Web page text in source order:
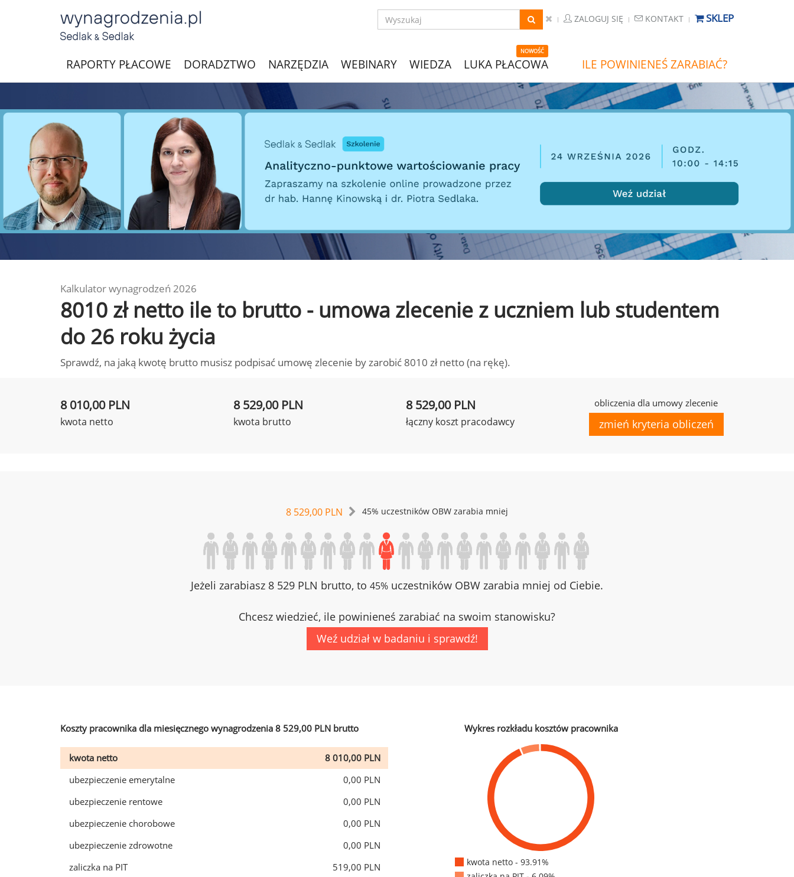
ZALOGUJ SIĘ KONTAKT SKLEP
RAPORTY PŁACOWE DORADZTWO NARZĘDZIA WEBINARY WIEDZA
NOWOŚĆ
LUKA PŁACOWA ILE POWINIENEŚ ZARABIAĆ?
Kalkulator wynagrodzeń 2026
8010 zł netto ile to brutto - umowa zlecenie z uczniem lub studentem
do 26 roku życia
Sprawdź, na jaką kwotę brutto musisz podpisać umowę zlecenie by zarobić 8010 zł netto (na rękę).
8 010,00 PLN
kwota netto
8 529,00 PLN
kwota brutto
8 529,00 PLN
łączny koszt pracodawcy
obliczenia dla umowy zlecenie
zmień kryteria obliczeń
8 529,00 PLN 45% uczestników OBW zarabia mniej
Jeżeli zarabiasz 8 529 PLN brutto, to 45% uczestników OBW zarabia mniej od Ciebie.
Chcesz wiedzieć, ile powinieneś zarabiać na swoim stanowisku?
Weź udział w badaniu i sprawdź!
Koszty pracownika dla miesięcznego wynagrodzenia 8 529,00 PLN brutto
kwota netto
8 010,00 PLN
ubezpieczenie emerytalne
0,00 PLN
ubezpieczenie rentowe
0,00 PLN
ubezpieczenie chorobowe
0,00 PLN
ubezpieczenie zdrowotne
0,00 PLN
zaliczka na PIT
519,00 PLN
Wykres rozkładu kosztów pracownika
kwota netto - 93.91%